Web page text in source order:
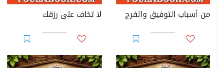
من أسباب التوفيق والفرج لا تخاف على رزقك